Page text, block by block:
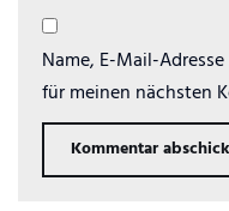
Name, E-Mail-
für meinen nächsten